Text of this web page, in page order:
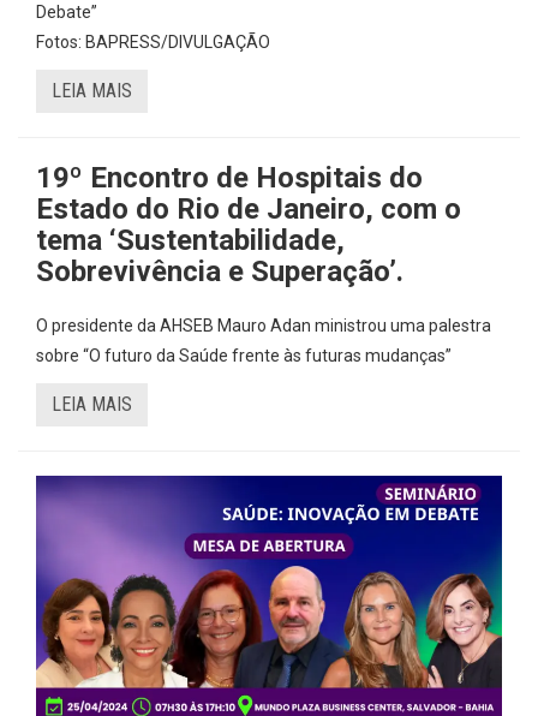
Debate”
Fotos: BAPRESS/DIVULGAÇÃO
LEIA MAIS
19º Encontro de Hospitais do
Estado do Rio de Janeiro, com o
tema ‘Sustentabilidade,
Sobrevivência e Superação’.
O presidente da AHSEB Mauro Adan ministrou uma palestra
sobre “O futuro da Saúde frente às futuras mudanças”
LEIA MAIS